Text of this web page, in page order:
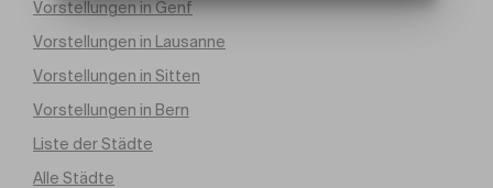
Vorstellungen in Genf
Vorstellungen in Lausanne
Vorstellungen in Sitten
Vorstellungen in Bern
Liste der Städte
Alle Städte